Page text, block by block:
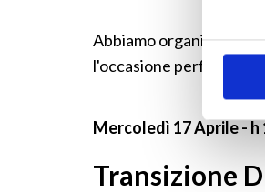
Abbiamo organizzato
l'occasione perfetta per
Mercoledì 17 Aprile - h
Transizione